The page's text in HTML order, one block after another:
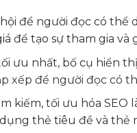
để người đọc có thể
để tạo sự tham gia và
ưu nhất, bố cụ hiển
xếp để người đọc có
tối ưu hóa SEO
thẻ tiêu đề và thẻ